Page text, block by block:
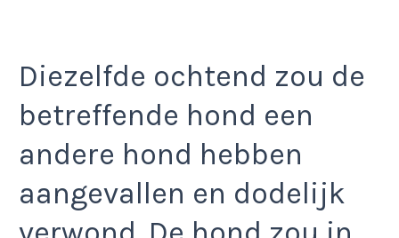
Diezelfde ochtend zou de
betreffende hond een
andere hond hebben
aangevallen en dodelijk